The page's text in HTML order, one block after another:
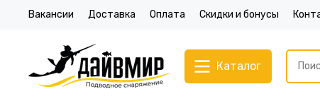
Вакансии Доставка Оплата Скидки и бонусы
Каталог